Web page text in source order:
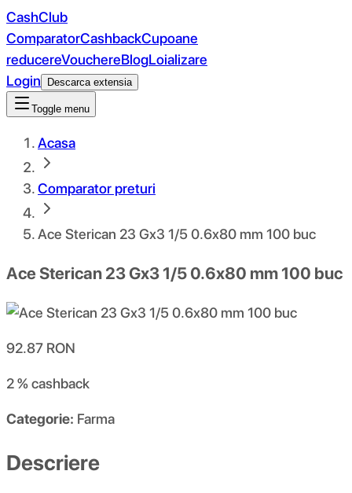
CashClub
ComparatorCashbackCupoane
reducereVouchereBlogLoializare
Login
Descarca extensia
Toggle menu
Acasa
Comparator preturi
Ace Sterican 23 Gx3 1/5 0.6x80 mm 100 buc
Ace Sterican 23 Gx3 1/5 0.6x80 mm 100 buc
92.87 RON
2 %cashback
Categorie: Farma
Descriere